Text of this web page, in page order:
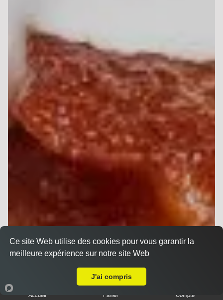
Sandwichs
Accueil Panier Compte
Ce site Web utilise des cookies pour vous garantir la
meilleure expérience sur notre site Web
J'ai compris